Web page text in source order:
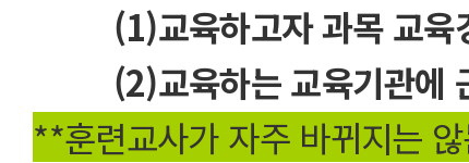
(1)교육하고자 과목 교육
(2)교육하는 교육기관에
**훈련교사가 자주 바뀌지는